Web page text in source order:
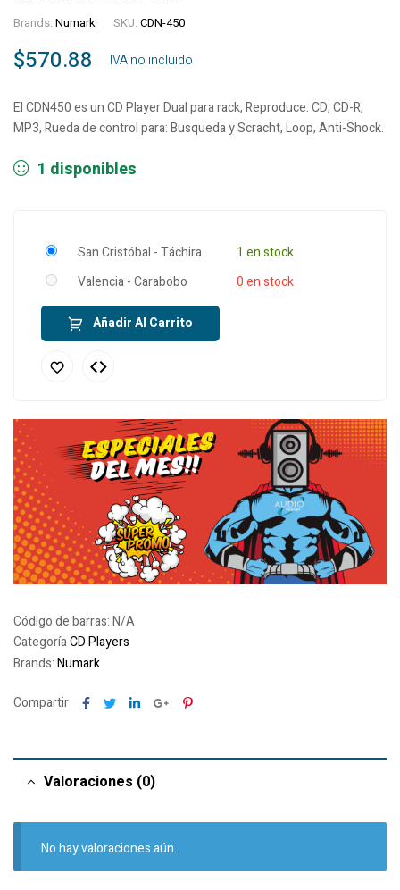
Brands: Numark SKU: CDN-450
$570.88 ‎ ‎ ‎ IVA no incluido
El CDN450 es un CD Player Dual para rack, Reproduce: CD, CD-R,
MP3, Rueda de control para: Busqueda y Scracht, Loop, Anti-Shock.
1 disponibles
San Cristóbal - Táchira
1 en stock
Valencia - Carabobo
0 en stock
Añadir Al Carrito
Código de barras:N/A
CategoríaCD Players
Brands:Numark
Compartir Facebook
TwitterLinkedinGoogle+Pinterest
Valoraciones (0)
No hay valoraciones aún.